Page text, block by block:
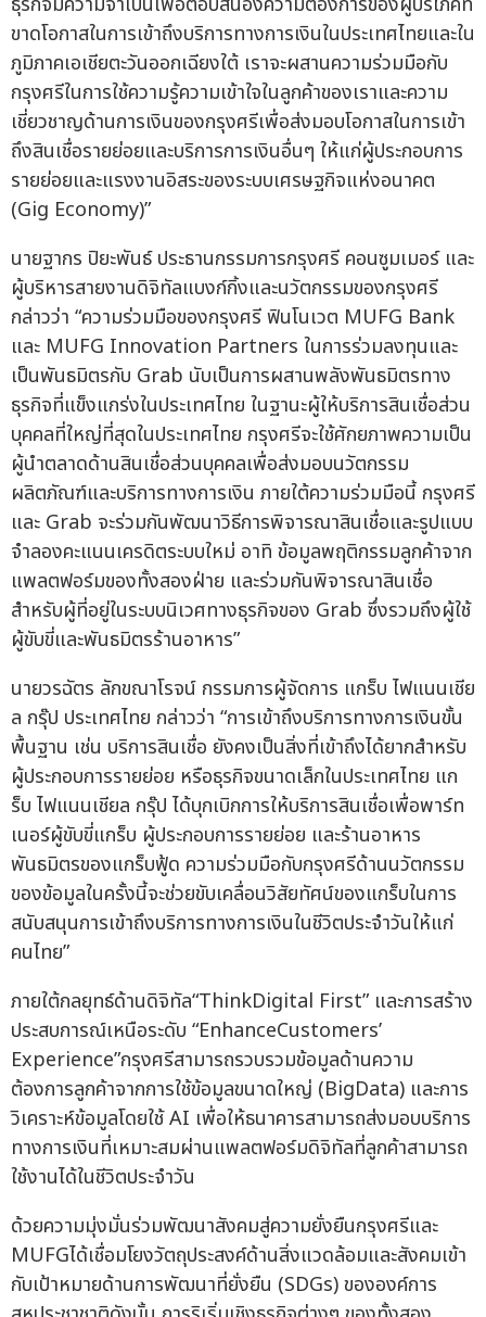
ขาดโอกาสในการเข้าถึงบริการทางการเงินในประเทศไทยและใน
ภูมิภาคเอเชียตะวันออกเฉียงใต้ เราจะผสานความร่วมมือกับ
กรุงศรีในการใช้ความรู้ความเข้าใจในลูกค้าของเราและความ
เชี่ยวชาญด้านการเงินของกรุงศรีเพื่อส่งมอบโอกาสในการเข้า
ถึงสินเชื่อรายย่อยและบริการการเงินอื่นๆ ให้แก่ผู้ประกอบการ
รายย่อยและแรงงานอิสระของระบบเศรษฐกิจแห่งอนาคต
(Gig Economy)”
นายฐากร ปิยะพันธ์ ประธานกรรมการกรุงศรี คอนซูมเมอร์ และ
ผู้บริหารสายงานดิจิทัลแบงก์กิ้งและนวัตกรรมของกรุงศรี
กล่าวว่า “ความร่วมมือของกรุงศรี ฟินโนเวต MUFG Bank
และ MUFG Innovation Partners ในการร่วมลงทุนและ
เป็นพันธมิตรกับ Grab นับเป็นการผสานพลังพันธมิตรทาง
ธุรกิจที่แข็งแกร่งในประเทศไทย ในฐานะผู้ให้บริการสินเชื่อส่วน
บุคคลที่ใหญ่ที่สุดในประเทศไทย กรุงศรีจะใช้ศักยภาพความเป็น
ผู้นำตลาดด้านสินเชื่อส่วนบุคคลเพื่อส่งมอบนวัตกรรม
ผลิตภัณฑ์และบริการทางการเงิน ภายใต้ความร่วมมือนี้ กรุงศรี
และ Grab จะร่วมกันพัฒนาวิธีการพิจารณาสินเชื่อและรูปแบบ
จำลองคะแนนเครดิตระบบใหม่ อาทิ ข้อมูลพฤติกรรมลูกค้าจาก
แพลตฟอร์มของทั้งสองฝ่าย และร่วมกันพิจารณาสินเชื่อ
สำหรับผู้ที่อยู่ในระบบนิเวศทางธุรกิจของ Grab ซึ่งรวมถึงผู้ใช้
ผู้ขับขี่และพันธมิตรร้านอาหาร”
นายวรฉัตร ลักขณาโรจน์ กรรมการผู้จัดการ แกร็บ ไฟแนนเชีย
ล กรุ๊ป ประเทศไทย กล่าวว่า “การเข้าถึงบริการทางการเงินขั้น
พื้นฐาน เช่น บริการสินเชื่อ ยังคงเป็นสิ่งที่เข้าถึงได้ยากสำหรับ
ผู้ประกอบการรายย่อย หรือธุรกิจขนาดเล็กในประเทศไทย แก
ร็บ ไฟแนนเชียล กรุ๊ป ได้บุกเบิกการให้บริการสินเชื่อเพื่อพาร์ท
เนอร์ผู้ขับขี่แกร็บ ผู้ประกอบการรายย่อย และร้านอาหาร
พันธมิตรของแกร็บฟู้ด ความร่วมมือกับกรุงศรีด้านนวัตกรรม
ของข้อมูลในครั้งนี้จะช่วยขับเคลื่อนวิสัยทัศน์ของแกร็บในการ
สนับสนุนการเข้าถึงบริการทางการเงินในชีวิตประจำวันให้แก่
คนไทย”
ภายใต้กลยุทธ์ด้านดิจิทัล“ThinkDigital First” และการสร้าง
ประสบการณ์เหนือระดับ “EnhanceCustomers’
Experience”กรุงศรีสามารถรวบรวมข้อมูลด้านความ
ต้องการลูกค้าจากการใช้ข้อมูลขนาดใหญ่ (BigData) และการ
วิเคราะห์ข้อมูลโดยใช้ AI เพื่อให้ธนาคารสามารถส่งมอบบริการ
ทางการเงินที่เหมาะสมผ่านแพลตฟอร์มดิจิทัลที่ลูกค้าสามารถ
ใช้งานได้ในชีวิตประจำวัน
ด้วยความมุ่งมั่นร่วมพัฒนาสังคมสู่ความยั่งยืนกรุงศรีและ
MUFGได้เชื่อมโยงวัตถุประสงค์ด้านสิ่งแวดล้อมและสังคมเข้า
กับเป้าหมายด้านการพัฒนาที่ยั่งยืน (SDGs) ขององค์การ